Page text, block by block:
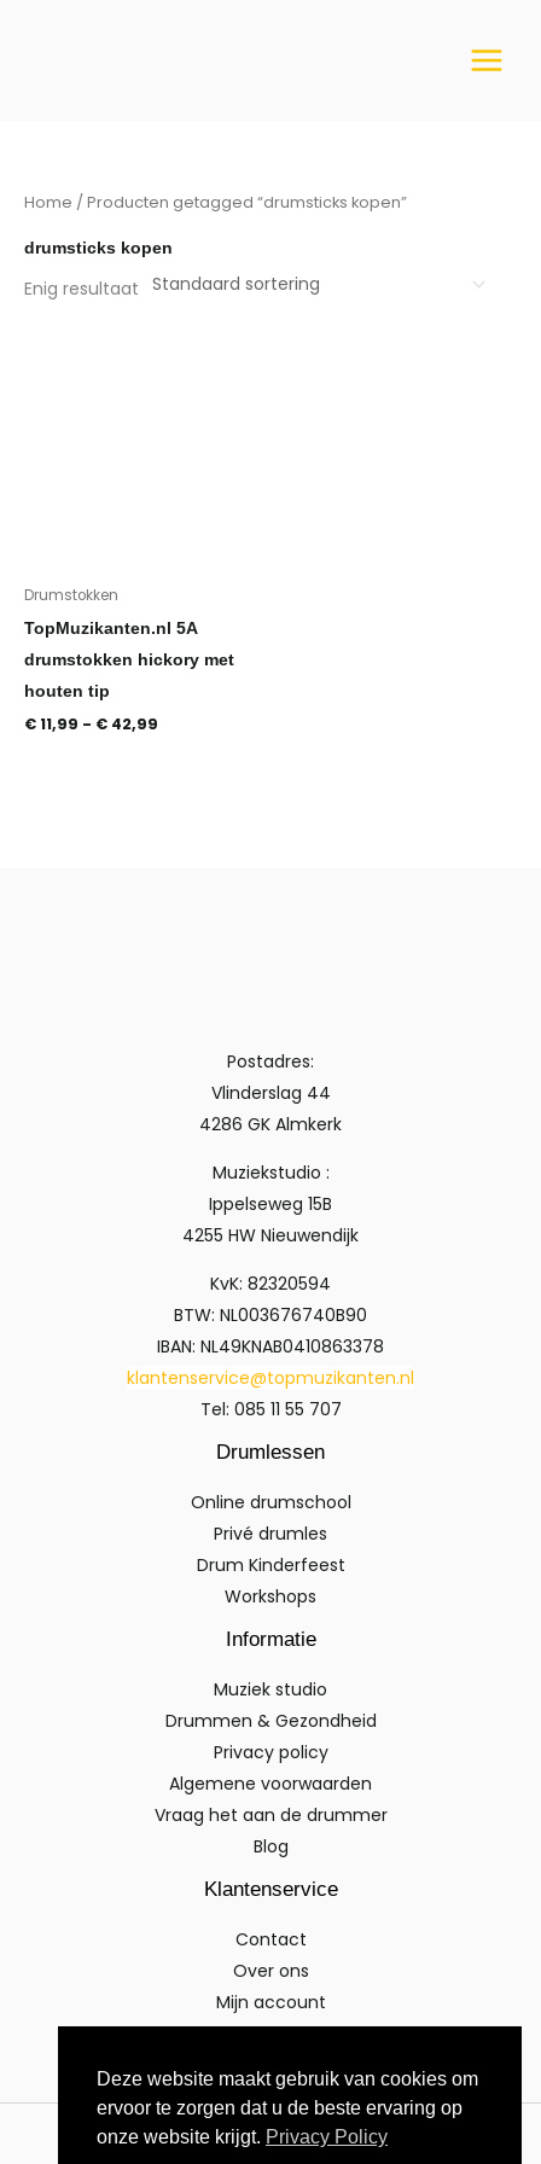
Home / Producten getagged “drumsticks kopen”
drumsticks kopen
Enig resultaat
Drumstokken
TopMuzikanten.nl 5A
drumstokken hickory met
houten tip
€ 11,99 - € 42,99
Postadres:
Vlinderslag 44
4286 GK Almkerk
Muziekstudio :
Ippelseweg 15B
4255 HW Nieuwendijk
KvK: 82320594
BTW: NL003676740B90
IBAN: NL49KNAB0410863378
klantenservice@topmuzikanten.nl
Tel: 085 11 55 707
Drumlessen
Online drumschool
Privé drumles
Drum Kinderfeest
Workshops
Informatie
Muziek studio
Drummen & Gezondheid
Privacy policy
Algemene voorwaarden
Vraag het aan de drummer
Blog
Klantenservice
Contact
Over ons
Mijn account
Copyright © 2026 Topmuzikanten.nl
Deze website maakt gebruik van cookies om
ervoor te zorgen dat u de beste ervaring op
onze website krijgt. Privacy Policy